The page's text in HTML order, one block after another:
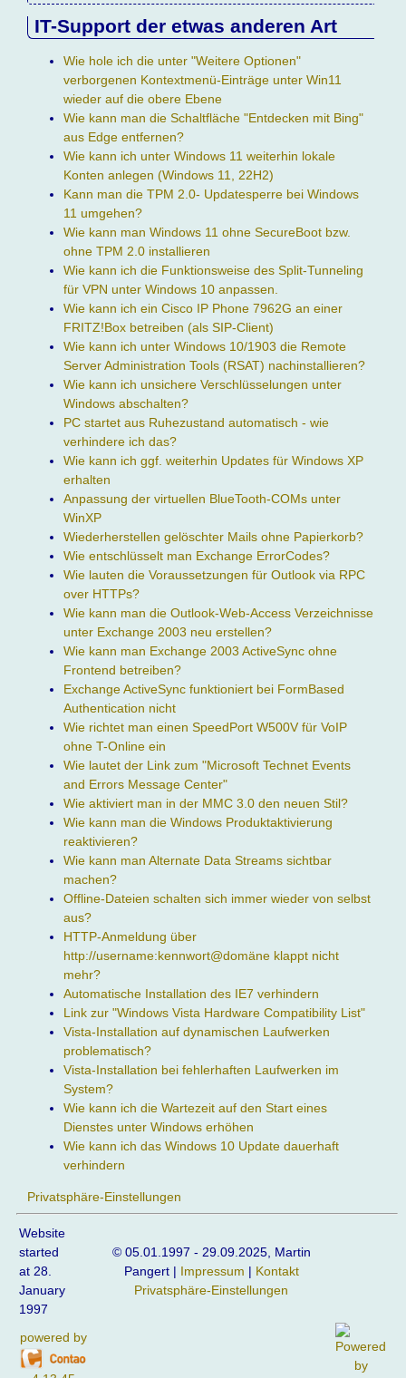
IT-Support der etwas anderen Art
Wie hole ich die unter "Weitere Optionen"
verborgenen Kontextmenü-Einträge unter Win11
wieder auf die obere Ebene
Wie kann man die Schaltfläche "Entdecken mit Bing"
aus Edge entfernen?
Wie kann ich unter Windows 11 weiterhin lokale
Konten anlegen (Windows 11, 22H2)
Kann man die TPM 2.0- Updatesperre bei Windows
11 umgehen?
Wie kann man Windows 11 ohne SecureBoot bzw.
ohne TPM 2.0 installieren
Wie kann ich die Funktionsweise des Split-Tunneling
für VPN unter Windows 10 anpassen.
Wie kann ich ein Cisco IP Phone 7962G an einer
FRITZ!Box betreiben (als SIP-Client)
Wie kann ich unter Windows 10/1903 die Remote
Server Administration Tools (RSAT) nachinstallieren?
Wie kann ich unsichere Verschlüsselungen unter
Windows abschalten?
PC startet aus Ruhezustand automatisch - wie
verhindere ich das?
Wie kann ich ggf. weiterhin Updates für Windows XP
erhalten
Anpassung der virtuellen BlueTooth-COMs unter
WinXP
Wiederherstellen gelöschter Mails ohne Papierkorb?
Wie entschlüsselt man Exchange ErrorCodes?
Wie lauten die Voraussetzungen für Outlook via RPC
over HTTPs?
Wie kann man die Outlook-Web-Access Verzeichnisse
unter Exchange 2003 neu erstellen?
Wie kann man Exchange 2003 ActiveSync ohne
Frontend betreiben?
Exchange ActiveSync funktioniert bei FormBased
Authentication nicht
Wie richtet man einen SpeedPort W500V für VoIP
ohne T-Online ein
Wie lautet der Link zum "Microsoft Technet Events
and Errors Message Center"
Wie aktiviert man in der MMC 3.0 den neuen Stil?
Wie kann man die Windows Produktaktivierung
reaktivieren?
Wie kann man Alternate Data Streams sichtbar
machen?
Offline-Dateien schalten sich immer wieder von selbst
aus?
HTTP-Anmeldung über
http://username:kennwort@domäne klappt nicht
mehr?
Automatische Installation des IE7 verhindern
Link zur "Windows Vista Hardware Compatibility List"
Vista-Installation auf dynamischen Laufwerken
problematisch?
Vista-Installation bei fehlerhaften Laufwerken im
System?
Wie kann ich die Wartezeit auf den Start eines
Dienstes unter Windows erhöhen
Wie kann ich das Windows 10 Update dauerhaft
verhindern
Privatsphäre-Einstellungen
Website
started
at 28.
January
1997
© 05.01.1997 - 29.09.2025, Martin
Pangert | Impressum | Kontakt
Privatsphäre-Einstellungen
powered by